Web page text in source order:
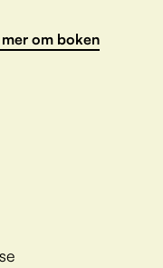
mer om boken